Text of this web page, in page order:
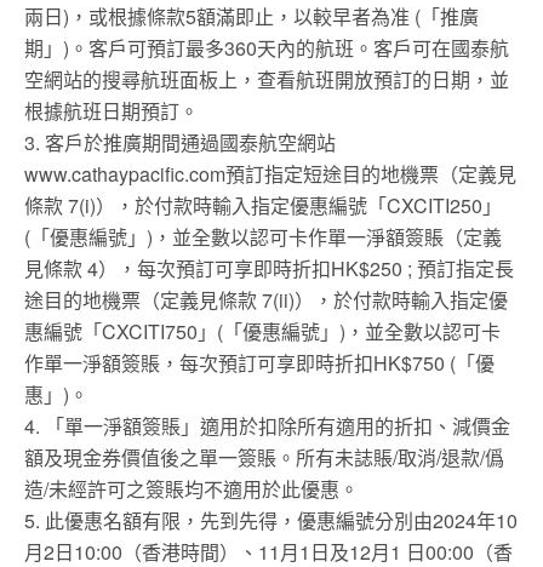
兩日)，或根據條款5額滿即止，以較早者為准 (「推廣
期」)。客戶可預訂最多360天內的航班。客戶可在國泰航
空網站的搜尋航班面板上，查看航班開放預訂的日期，並
根據航班日期預訂。
3. 客戶於推廣期間通過國泰航空網站
www.cathaypacific.com預訂指定短途目的地機票（定義見
條款 7(i)），於付款時輸入指定優惠編號「CXCITI250」
(「優惠編號」)，並全數以認可卡作單一淨額簽賬（定義
見條款 4），每次預訂可享即時折扣HK$250 ; 預訂指定長
途目的地機票（定義見條款 7(ii)），於付款時輸入指定優
惠編號「CXCITI750」(「優惠編號」)，並全數以認可卡
作單一淨額簽賬，每次預訂可享即時折扣HK$750 (「優
惠」)。
4. 「單一淨額簽賬」適用於扣除所有適用的折扣、減價金
額及現金券價值後之單一簽賬。所有未誌賬/取消/退款/僞
造/未經許可之簽賬均不適用於此優惠。
5. 此優惠名額有限，先到先得，優惠編號分別由2024年10
月2日10:00（香港時間）、11月1日及12月1 日00:00（香